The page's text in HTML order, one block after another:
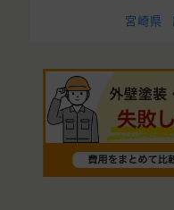
宮崎県